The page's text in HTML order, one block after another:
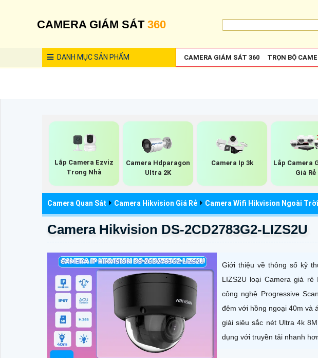
CAMERA GIÁM SÁT 360
DANH MỤCSẢN PHẨM CAMERA GIÁM SÁT 360 TRỌN BỘ
Lắp Camera Ezviz
Trong Nhà
Camera Hdparagon
Ultra 2K
Camera Ip 3k
Lắp Camera
Giá Rẻ
Camera Quan Sát Camera Hikvision Giá Rẻ Camera Wifi Hikvision Ngoài
Camera Hikvision DS-2CD2783G2-LIZS2U
Giới thiệu về thông số kỹ
LIZS2U loại Camera giá
công nghệ Progressive
đêm với hồng ngoại 40m và
giải siêu sắc nét Ultra 4k
dụng với truyền tải nhanh